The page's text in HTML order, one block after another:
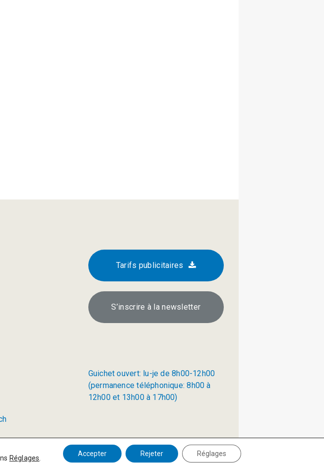
Tarifs publicitaires
S’inscrire à la newsletter
Guichet ouvert: lu-je de 8h00-12h00
(permanence téléphonique: 8h00 à
12h00 et 13h00 à 17h00)
Politique de confidentialité
Réglages
Accepter Rejeter Réglages